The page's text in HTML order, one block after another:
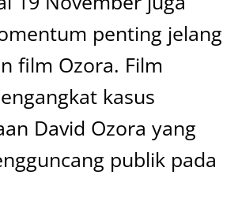
penting jelang
film Ozora. Film
kasus
David Ozora yang
publik pada